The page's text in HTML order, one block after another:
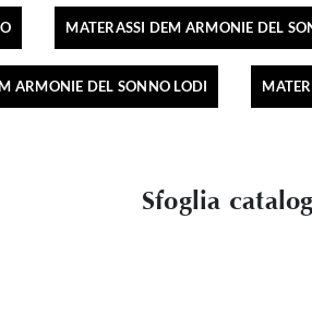
MATERASSI DEM ARMONIE DEL
ARMONIE DEL SONNO LODI
Sfoglia